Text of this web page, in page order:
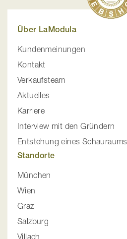
Über LaModula
Kundenmeinungen
Kontakt
Verkaufsteam
Aktuelles
Karriere
Interview mit den Gründern
Entstehung eines Schauraums
Standorte
München
Wien
Graz
Salzburg
Villach